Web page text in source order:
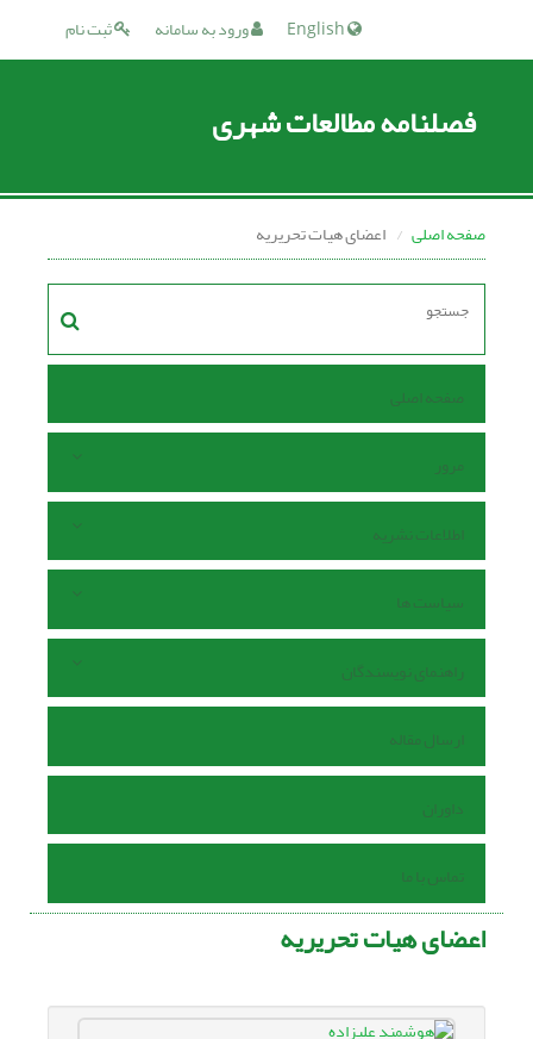
ثبت نام ورود به سامانه
فصلنامه مطالعات شهری
صفحه اصلی اعضای هیات تحریریه
صفحه اصلی
مرور
اطلاعات نشریه
سیاست ها
راهنمای نویسندگان
ارسال مقاله
داوران
تماس با ما
اعضای هیات تحریریه